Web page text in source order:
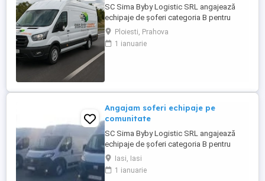
SC Sima Byby Logistic SRL angajează
echipaje de șoferi categoria B pentru
transport internațional (comunitate)!
Căutăm echipaje formate din 2 șoferi,
posesori ai permisului categoria B, pentru
Ploiesti, Prahova
1 ianuarie
Angajam soferi echipaje pe
comunitate
SC Sima Byby Logistic SRL angajează
echipaje de șoferi categoria B pentru
transport internațional (comunitate)!
Căutăm echipaje formate din 2 șoferi,
posesori ai permisului categoria B, pentru
Iasi, Iasi
1 ianuarie